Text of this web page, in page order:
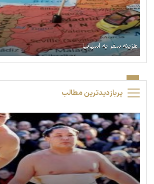
هزینه سفر به اسپانیا
پربازدیدترین مطالب